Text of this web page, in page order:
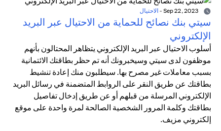
- الاحتيال
سيتي بنك نصائح للحماية من الاحتيال عبر البريد
الإلكتروني
أسلوب الاحتيال عبر البريد الإلكتروني يتظاهر المحتالون بأنهم
موظفون لدى سيتي وسيخبرونك أنه تم حظر بطاقتك الائتمانية
بسبب معاملات غير مصرح بها. سيطلبون منك إعادة تنشيط
بطاقتك عن طريق النقر على الروابط المتضمنة في رسائل البريد
الإلكتروني المرسلة من قبلهم أو عن طريق إدخال تفاصيل
بطاقتك وكلمة المرور الشخصية الصالحة لمرة واحدة على موقع
إلكتروني مزيف.